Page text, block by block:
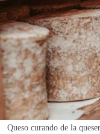
Queso curando de la